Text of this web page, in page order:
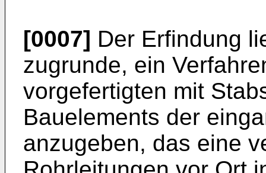
[0007] Der Erfindung
zugrunde, ein
vorgefertigten mit
Bauelements der
anzugeben, das eine